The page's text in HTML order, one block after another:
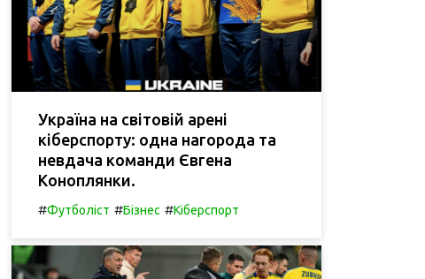
Україна на світовій арені
кіберспорту: одна нагорода та
невдача команди Євгена
Коноплянки.
#Футболіст #Бізнес #Кіберспорт